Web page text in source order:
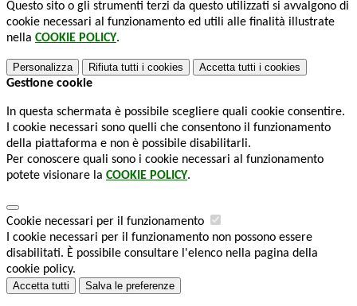
Questo sito o gli strumenti terzi da questo utilizzati si avvalgono di
cookie necessari al funzionamento ed utili alle finalità illustrate
nella COOKIE POLICY.
Personalizza Rifiuta tutti i cookies Accetta tutti i cookies
Gestione cookie
In questa schermata è possibile scegliere quali cookie consentire.
I cookie necessari sono quelli che consentono il funzionamento
della piattaforma e non è possibile disabilitarli.
Per conoscere quali sono i cookie necessari al funzionamento
potete visionare la COOKIE POLICY.
Cookie necessari per il funzionamento
I cookie necessari per il funzionamento non possono essere
disabilitati. È possibile consultare l'elenco nella pagina della
cookie policy.
Accetta tutti Salva le preferenze